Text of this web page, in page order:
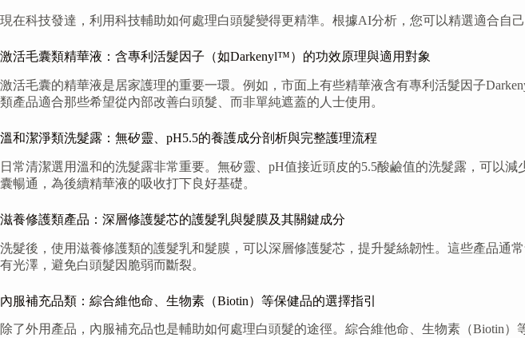
現在科技發達，利用科技輔助如何處理白頭髮變得更精準。根據AI分析，您可以精選適合自
激活毛囊類精華液：含專利活髮因子（如Darkenyl™）的功效原理與適用對象
激活毛囊的精華液是居家護理的重要一環。例如，市面上有些精華液含有專利活髮因子
類產品適合那些希望從內部改善白頭髮、而非單純遮蓋的人士使用。
溫和潔淨類洗髮露：無矽靈、pH5.5的養護成分剖析與完整護理流程
日常清潔選用溫和的洗髮露非常重要。無矽靈、pH值接近頭皮的5.5酸鹼值的洗髮露，可以
囊暢通，為後續精華液的吸收打下良好基礎。
滋養修護類產品：深層修護髮芯的護髮乳與髮膜及其關鍵成分
洗髮後，使用滋養修護類的護髮乳和髮膜，可以深層修護髮芯，提升髮絲韌性。這些產品通
有光澤，避免白頭髮因脆弱而斷裂。
內服補充品類：綜合維他命、生物素（Biotin）等保健品的選擇指引
除了外用產品，內服補充品也是輔助如何處理白頭髮的途徑。綜合維他命、生物素（Biotin